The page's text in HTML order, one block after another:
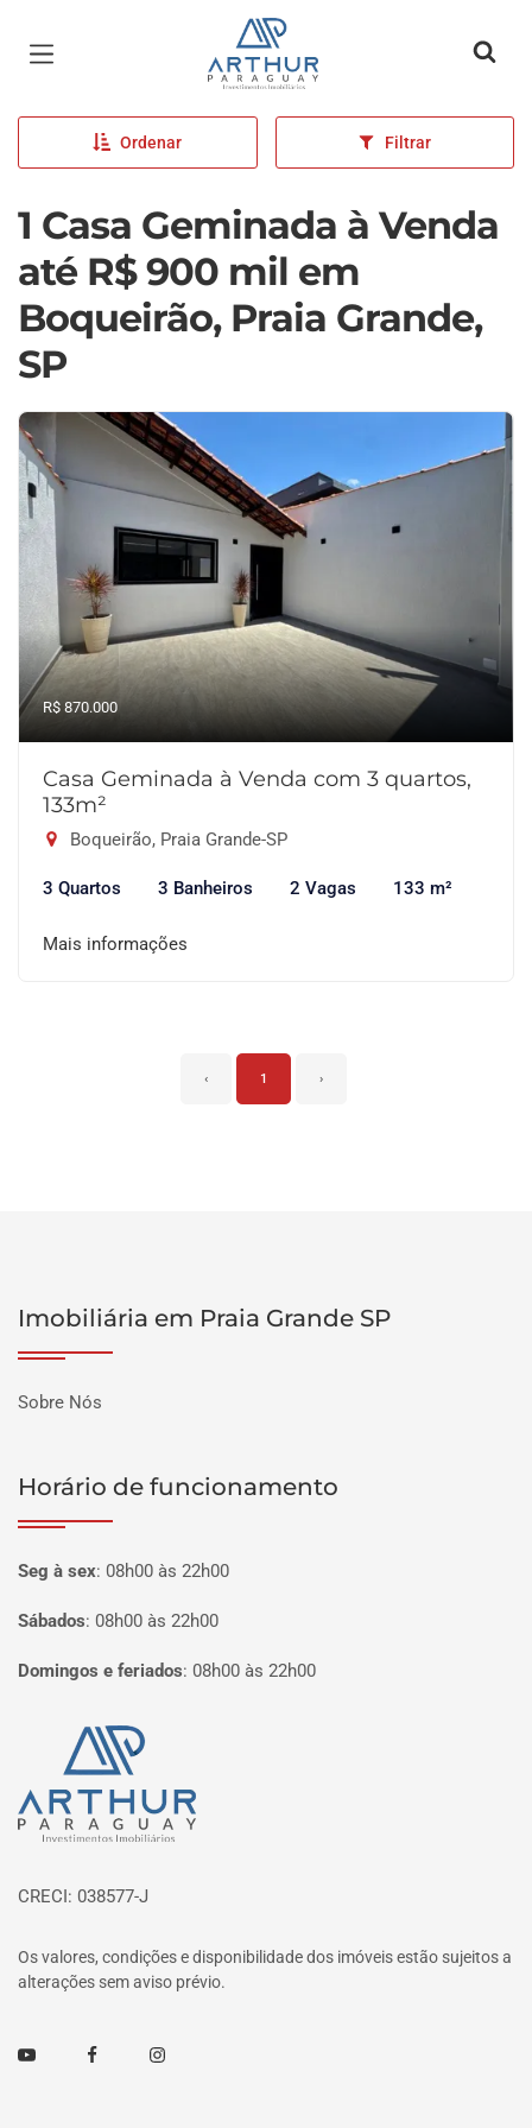
Página inicial
Ordenar Filtrar
1 Casa Geminada à Venda
até R$ 900 mil em
Boqueirão, Praia Grande,
SP
R$ 870.000
Casa Geminada à Venda com 3 quartos,
133m²
Boqueirão, Praia Grande-SP
3 Quartos 3 Banheiros 2 Vagas 133 m²
Mais informações
‹ 1 ›
Imobiliária em Praia Grande SP
Sobre Nós
Horário de funcionamento
Seg à sex: 08h00 às 22h00
Sábados: 08h00 às 22h00
Domingos e feriados: 08h00 às 22h00
Página inicial
CRECI: 038577-J
Os valores, condições e disponibilidade dos imóveis estão sujeitos a
alterações sem aviso prévio.
Youtube FacebookInstagram